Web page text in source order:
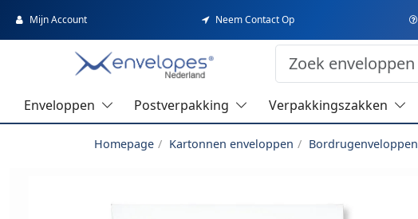
Mijn Account Neem Contact Op
Enveloppen Postverpakking Verpakkingszakken
Homepage Kartonnen enveloppen Bordrugenveloppen